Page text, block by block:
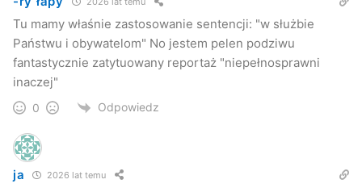
Tu mamy właśnie zastosowanie sentencji: "w służbie
Państwu i obywatelom" No jestem pelen podziwu
fantastycznie zatytuowany reportaż "niepełnosprawni
inaczej"
0 Odpowiedz
ja 2026 lat temu